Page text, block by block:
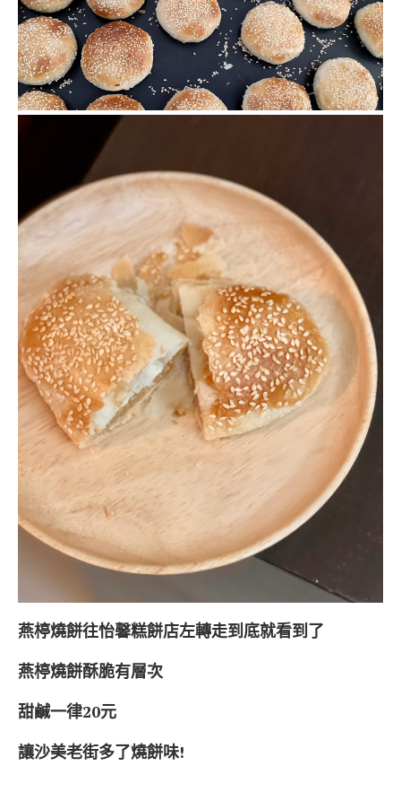
燕楟燒餅往怡馨糕餅店左轉走到底就看到了
燕楟燒餅酥脆有層次
甜鹹一律20元
讓沙美老街多了燒餅味!